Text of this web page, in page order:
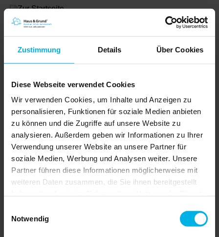
Zustimmung Details Über Cookies
Diese Webseite verwendet Cookies
Wir verwenden Cookies, um Inhalte und Anzeigen zu
personalisieren, Funktionen für soziale Medien anbieten
zu können und die Zugriffe auf unsere Website zu
analysieren. Außerdem geben wir Informationen zu Ihrer
Verwendung unserer Website an unsere Partner für
soziale Medien, Werbung und Analysen weiter. Unsere
Partner führen diese Informationen möglicherweise mit
weiteren Daten zusammen, die Sie ihnen bereitgestellt
Notwendig
Artikel | € 0,00